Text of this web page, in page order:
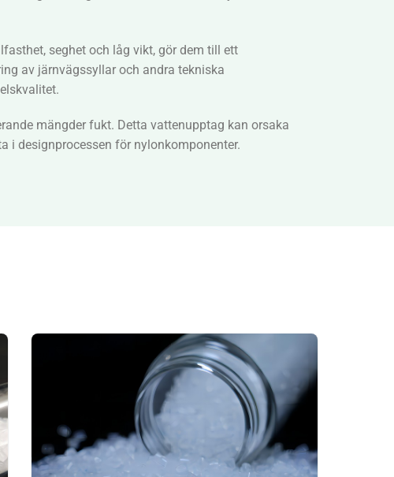
seghet och låg vikt, gör dem till ett
av järnvägssyllar och andra tekniska
mängder fukt. Detta vattenupptag kan orsaka
i designprocessen för nylonkomponenter.